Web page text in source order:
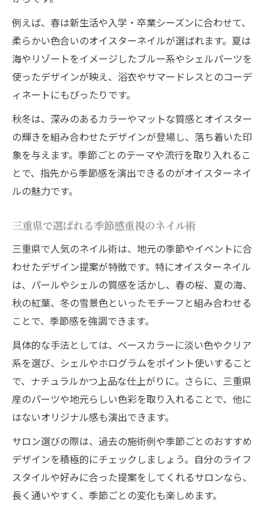
例えば、春は新生活や入学・卒業シーズンに合わせて、
柔らかい色合いのオイスターネイルが選ばれます。夏は
海やリゾートをイメージしたブルー系やシェルパーツを
使ったデザインが映え、浴衣やサマードレスとのコーデ
ィネートにもぴったりです。
秋冬は、深みのあるカラーやマットな質感とオイスター
の輝きを組み合わせたデザインが登場し、落ち着いた印
象を与えます。季節ごとのテーマや流行を取り入れるこ
とで、指先から季節感を演出できるのがオイスターネイ
ルの魅力です。
三重県で選ばれる季節感重視のネイル術
三重県で人気のネイル術は、地元の季節やイベントに合
わせたデザイン提案が特徴です。特にオイスターネイル
は、パールやシェルの質感を活かし、春の桜、夏の海、
秋の紅葉、冬の雪景色といったモチーフと組み合わせる
ことで、季節感を強調できます。
具体的な手法としては、ベースカラーに淡い色やクリア
系を選び、シェルやホログラムをポイント使いすること
で、ナチュラルかつ上品な仕上がりに。さらに、三重県
産のパーツや地元らしい色彩を取り入れることで、他に
はないオリジナル感も演出できます。
サロン選びの際は、過去の施術例や季節ごとのおすすめ
デザインを積極的にチェックしましょう。自分のライフ
スタイルや好みに合った提案をしてくれるサロンなら、
長く通いやすく、季節ごとの変化も楽しめます。